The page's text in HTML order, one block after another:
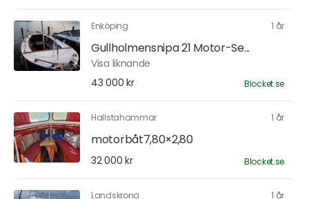
Enköping 1 år
Gullholmensnipa 21 Motor-Se...
Visa liknande
43 000 kr
Blocket.se
Hallstahammar 1 år
motorbåt7,80×2,80
32 000 kr Blocket.se
Landskrona 1 år